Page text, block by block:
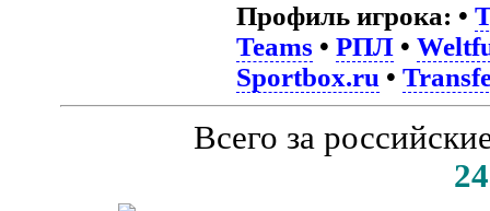
Профиль игрока: •
Teams • РПЛ•
Sportbox.ru •
Всего за
24